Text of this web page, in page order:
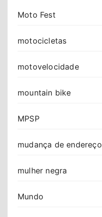
Moto Fest
motocicletas
motovelocidade
mountain bike
MPSP
mudança de endereço
mulher negra
Mundo